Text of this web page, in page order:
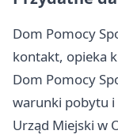
Dom Pomocy
kontakt, opieka
Dom Pomocy
warunki pobytu i
Urząd Miejski w